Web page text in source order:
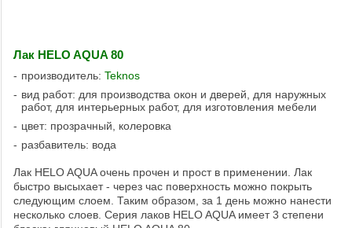
Лак HELO AQUA 80
производитель: Teknos
вид работ: для производства окон и дверей, для наружных
работ, для интерьерных работ, для изготовления мебели
цвет: прозрачный, колеровка
разбавитель: вода
Лак HELO AQUA очень прочен и прост в применении. Лак
быстро высыхает - через час поверхность можно покрыть
следующим слоем. Таким образом, за 1 день можно нанести
несколько слоев. Серия лаков HELO AQUA имеет 3 степени